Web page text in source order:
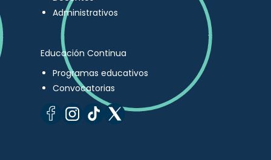
Administrativos
Educación Continua
Programas educativos
Convocatorias